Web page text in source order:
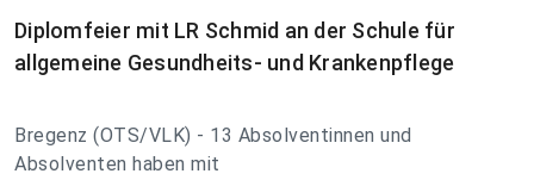
Diplomfeier mit LR Schmid an der Schule für
allgemeine Gesundheits- und Krankenpflege
Bregenz (OTS/VLK) - 13 Absolventinnen und
Absolventen haben mit